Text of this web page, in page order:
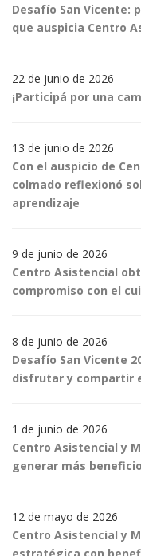
Desafío San Vicente:
que auspicia Centro
22 de junio de 2026
¡Participá por una
13 de junio de 2026
Con el auspicio de
colmado reflexionó
aprendizaje
9 de junio de 2026
Centro Asistencial
compromiso con el
8 de junio de 2026
Desafío San Vicente
disfrutar y compartir
1 de junio de 2026
Centro Asistencial y
generar más
12 de mayo de 2026
Centro Asistencial y